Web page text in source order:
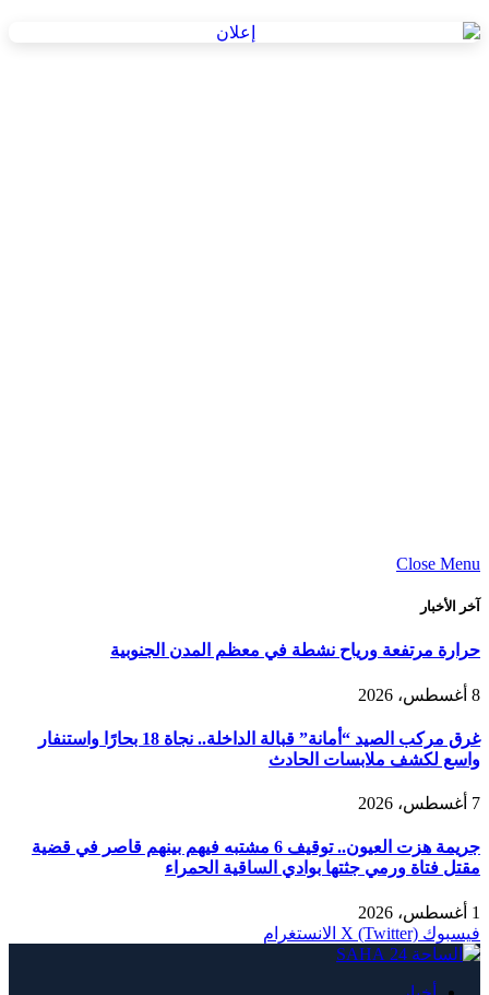
Close Menu
آخر الأخبار
حرارة مرتفعة ورياح نشطة في معظم المدن الجنوبية
8 أغسطس، 2026
غرق مركب الصيد “أمانة” قبالة الداخلة.. نجاة 18 بحارًا واستنفار
واسع لكشف ملابسات الحادث
7 أغسطس، 2026
جريمة هزت العيون.. توقيف 6 مشتبه فيهم بينهم قاصر في قضية
مقتل فتاة ورمي جثتها بوادي الساقية الحمراء
1 أغسطس، 2026
فيسبوك X (Twitter) الانستغرام